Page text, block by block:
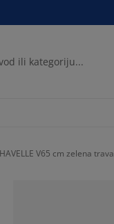
V65 cm zelena trava